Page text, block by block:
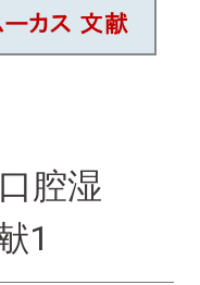
腔湿
1